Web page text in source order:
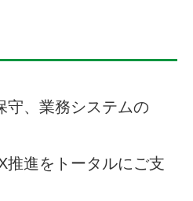
守、業務システムの
推進をトータルにご支